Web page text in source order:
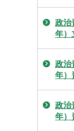
政治
年）
政治
年）
政治
年）